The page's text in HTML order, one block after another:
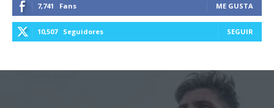
7,741 Fans ME GUSTA
10,507 Seguidores SEGUIR